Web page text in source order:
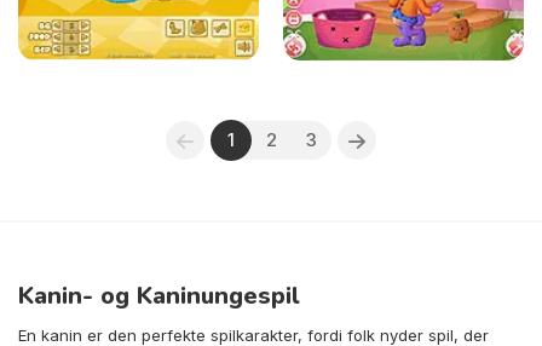
1 2 3
Kanin- og Kaninungespil
En kanin er den perfekte spilkarakter, fordi folk nyder spil, der